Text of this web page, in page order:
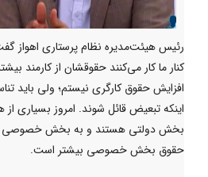
رئیس هیئت‌مدیره نظام پرستاری اهواز
کنار ما کار می‌کنند حقوقشان از کارمند
افزایش حقوق کارگری نیستم؛ ولی باید
اینکه تبعیض قائل شوند. امروز بسیاری از
بخش دولتی هستند و به بخش خصوصی
حقوق بخش خصوصی بیشتر است.